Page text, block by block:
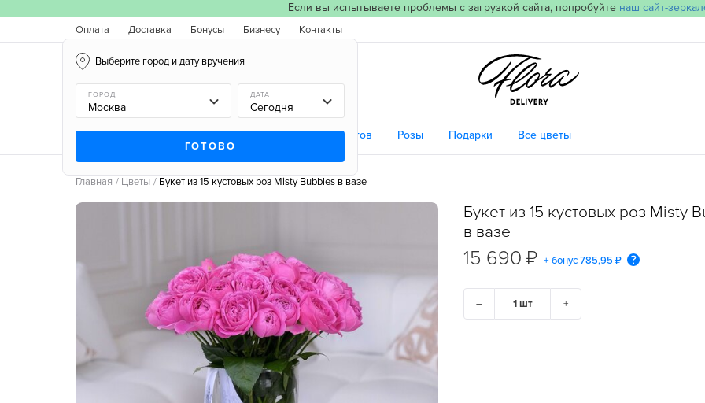
Если вы испытываете проблемы с загрузкой сайта, попробуйте наш сайт-
Оплата Доставка Бонусы Бизнесу Контакты
Новинки Типы букетов Поводы Типы цветов Розы Подарки Все цветы
Главная Цветы Букет из 15 кустовых роз Misty Bubbles в вазе
Букет из 15 кустовых роз Misty
в вазе
15 690 ₽ + бонус785,95 ₽
– +
Выберите город и дату вручения
ГОРОД ДАТА
ГОТОВО